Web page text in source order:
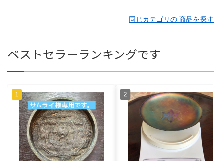
同じカテゴリの 商品を探す
ベストセラーランキングです